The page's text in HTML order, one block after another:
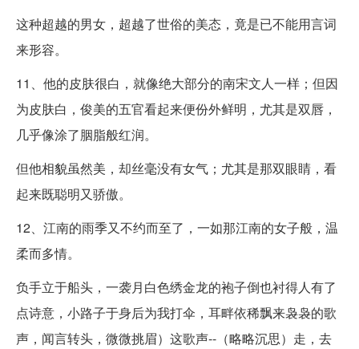
这种超越的男女，超越了世俗的美态，竟是已不能用言词
来形容。
11、他的皮肤很白，就像绝大部分的南宋文人一样；但因
为皮肤白，俊美的五官看起来便份外鲜明，尤其是双唇，
几乎像涂了胭脂般红润。
但他相貌虽然美，却丝毫没有女气；尤其是那双眼睛，看
起来既聪明又骄傲。
12、江南的雨季又不约而至了，一如那江南的女子般，温
柔而多情。
负手立于船头，一袭月白色绣金龙的袍子倒也衬得人有了
点诗意，小路子于身后为我打伞，耳畔依稀飘来袅袅的歌
声，闻言转头，微微挑眉）这歌声--（略略沉思）走，去